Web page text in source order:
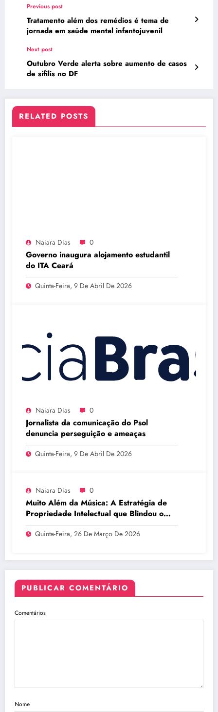
Previous post
Tratamento além dos remédios é tema de
jornada em saúde mental infantojuvenil
Next post
Outubro Verde alerta sobre aumento de casos
de sífilis no DF
RELATED POSTS
Naiara Dias 0
Governo inaugura alojamento estudantil
do ITA Ceará
Quinta-Feira, 9 De Abril De 2026
Naiara Dias 0
Jornalista da comunicação do Psol
denuncia perseguição e ameaças
Quinta-Feira, 9 De Abril De 2026
Naiara Dias 0
Muito Além da Música: A Estratégia de
Propriedade Intelectual que Blindou o
Legado do BTS
Quinta-Feira, 26 De Março De 2026
PUBLICAR COMENTÁRIO
Comentários
Nome